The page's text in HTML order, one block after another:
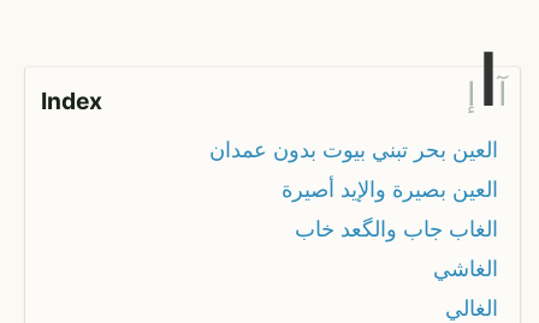
Index إ آ
العين بحر تبني بيوت بدون عمدان
العين بصيرة والإيد أصيرة
الغاب جاب والگعد خاب
الغاشي
الغالي